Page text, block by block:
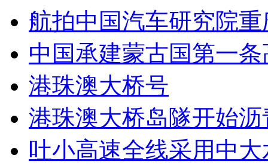
航拍中国汽车研究院
中国承建蒙古国第一
港珠澳大桥号
港珠澳大桥岛隧开始沥
吐小高速全线采用中